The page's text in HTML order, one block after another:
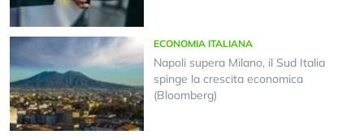
ECONOMIA ITALIANA
Napoli supera Milano, il Sud Italia
spinge la crescita economica
(Bloomberg)